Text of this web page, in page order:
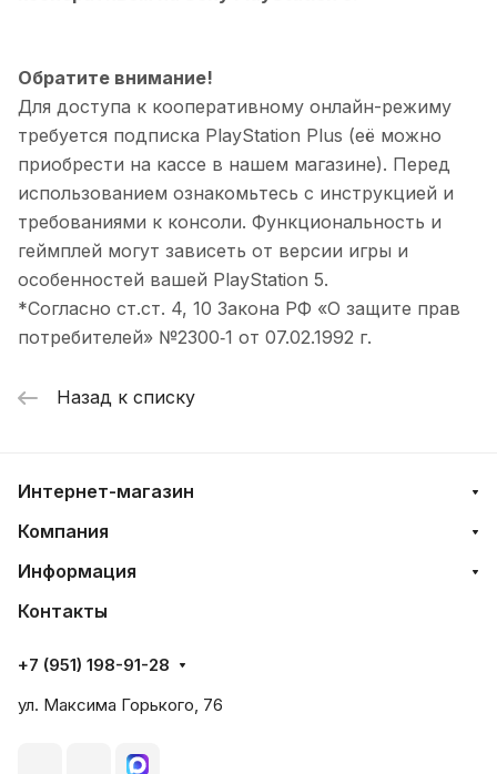
Обратите внимание!
Для доступа к кооперативному онлайн-режиму
требуется подписка PlayStation Plus (её можно
приобрести на кассе в нашем магазине). Перед
использованием ознакомьтесь с инструкцией и
требованиями к консоли. Функциональность и
геймплей могут зависеть от версии игры и
особенностей вашей PlayStation 5.
*Согласно ст.ст. 4, 10 Закона РФ «О защите прав
потребителей» №2300‑1 от 07.02.1992 г.
Назад к списку
Интернет-магазин
Компания
Информация
Контакты
+7 (951) 198-91-28
ул. Максима Горького, 76